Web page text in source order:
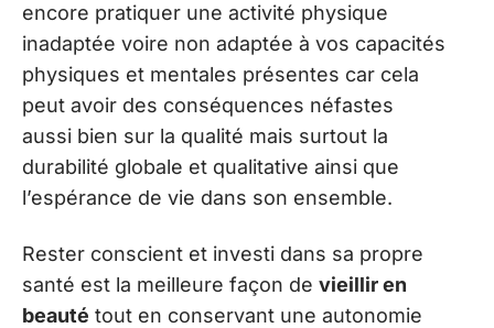
encore pratiquer une activité physique
inadaptée voire non adaptée à vos capacités
physiques et mentales présentes car cela
peut avoir des conséquences néfastes
aussi bien sur la qualité mais surtout la
durabilité globale et qualitative ainsi que
l’espérance de vie dans son ensemble.
Rester conscient et investi dans sa propre
santé est la meilleure façon de vieillir en
beauté tout en conservant une autonomie